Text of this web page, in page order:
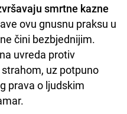
smrtne kazne
ovu gnusnu praksu u
čini bezbjednijim.
uvreda protiv
uz potpuno
prava o ljudskim